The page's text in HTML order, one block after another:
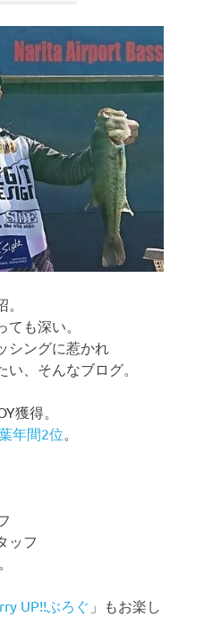
も深い。
シングに惹かれ
、そんなブログ。
獲得。
年間2位
ッフ
UP!!ぶろぐ 」もお楽し